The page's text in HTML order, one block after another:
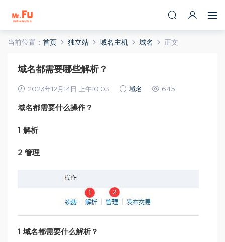
当前位置： 首页 独立站 域名主机 域名 正文
域名都需要哪些解析？
2023年12月14日 上午10:03 域名 645
域名都需要什么操作？
1 解析
2 管理
1 域名都需要什么解析？